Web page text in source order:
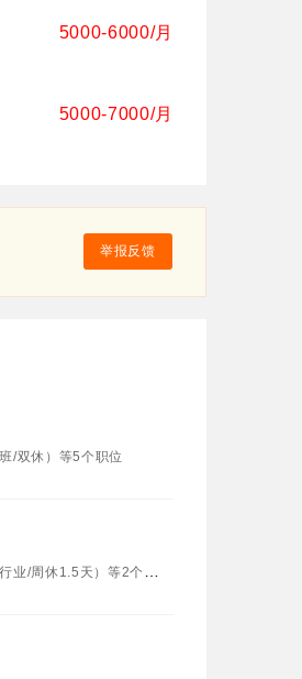
5000-6000/月
5000-7000/月
举报反馈
/双休）等5个职位
/周休1.5天）等2个职位